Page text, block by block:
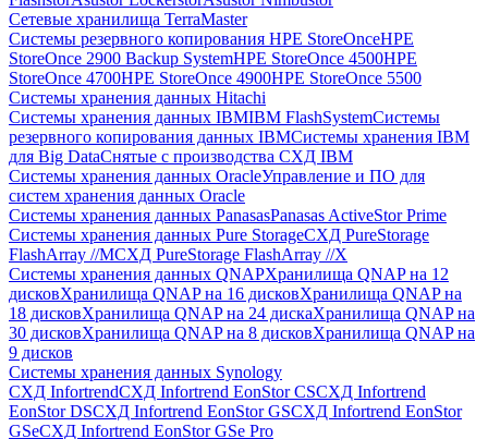
Сетевые хранилища TerraMaster
Системы резервного копирования HPE StoreOnceHPE
StoreOnce 2900 Backup SystemHPE StoreOnce 4500HPE
StoreOnce 4700HPE StoreOnce 4900HPE StoreOnce 5500
Системы хранения данных Hitachi
Системы хранения данных IBMIBM FlashSystemСистемы
резервного копирования данных IBMСистемы хранения IBM
для Big DataСнятые с производства СХД IBM
Системы хранения данных OracleУправление и ПО для
систем хранения данных Oracle
Системы хранения данных PanasasPanasas ActiveStor Prime
Системы хранения данных Pure StorageСХД PureStorage
FlashArray //MСХД PureStorage FlashArray //X
Системы хранения данных QNAPХранилища QNAP на 12
дисковХранилища QNAP на 16 дисковХранилища QNAP на
18 дисковХранилища QNAP на 24 дискаХранилища QNAP на
30 дисковХранилища QNAP на 8 дисковХранилища QNAP на
9 дисков
Системы хранения данных Synology
СХД InfortrendСХД Infortrend EonStor CSСХД Infortrend
EonStor DSСХД Infortrend EonStor GSСХД Infortrend EonStor
GSeСХД Infortrend EonStor GSe Pro